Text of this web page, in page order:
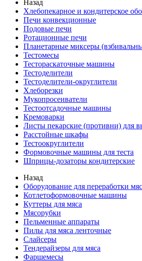
Назад
Хлебопекарное и кондитерское
Печи конвекционные
Подовые печи
Ротационные печи
Планетарные миксеры
Тестомесы
Тестораскаточные машины
Тестоделители
Тестоделители-округлители
Хлеборезки
Мукопросеиватели
Тестоотсадочные машины
Кремоварки
Листы пекарские (противни) для
Расстойные шкафы
Тестоокруглители
Формовочные машины для теста
Шприцы-дозаторы кондитерские
Назад
Оборудование для переработки
Котлетоформовочные машины
Куттеры для мяса
Мясорубки
Пельменные аппараты
Пилы для мяса ленточные
Слайсеры
Тендерайзеры для мяса
Фаршемесы